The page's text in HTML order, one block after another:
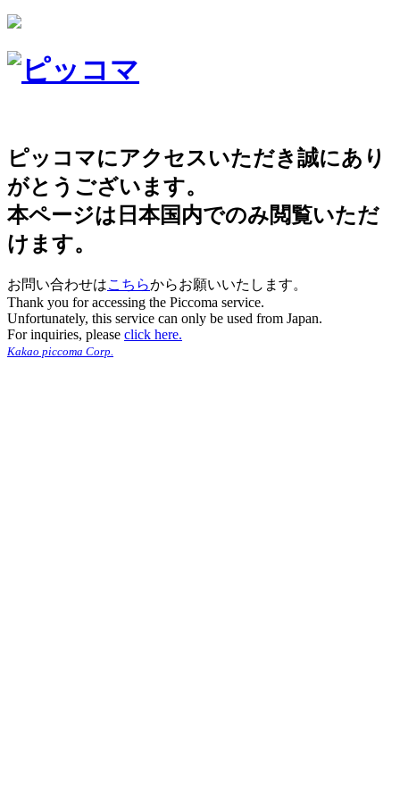
ピッコマにアクセスいただき誠にあり
がとうございます。
本ページは日本国内でのみ閲覧いただ
けます。
お問い合わせはこちらからお願いいたします。
Thank you for accessing the Piccoma service.
Unfortunately, this service can only be used from Japan.
For inquiries, please click here.
Kakao piccoma Corp.